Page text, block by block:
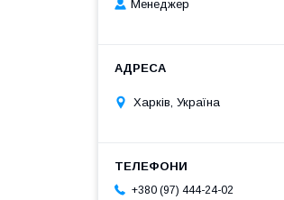
Менеджер
Харків, Україна
+380 (97) 444-24-02